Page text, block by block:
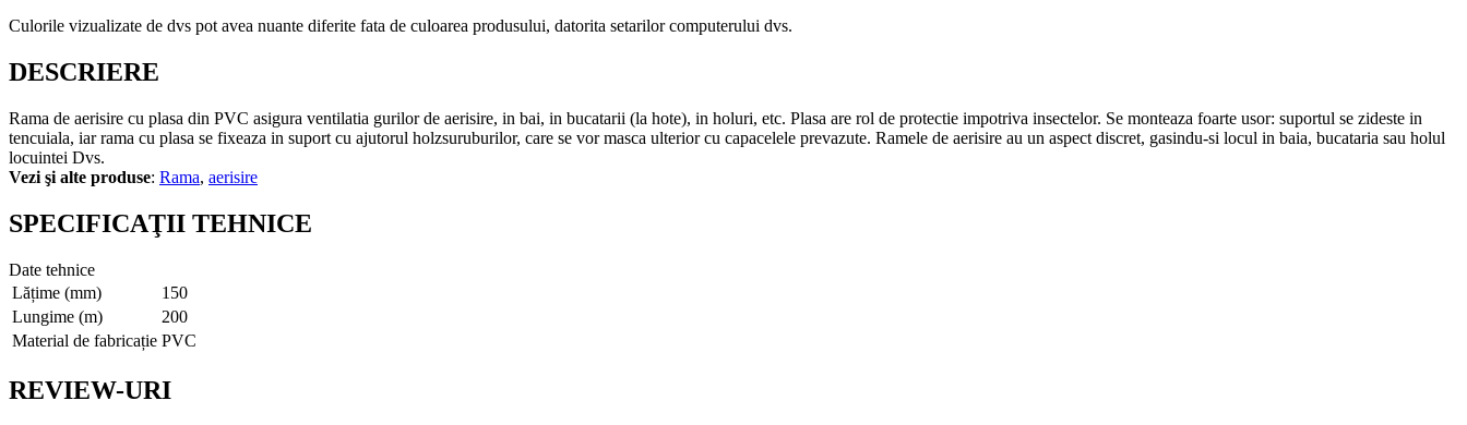
Culorile vizualizate de dvs pot avea nuante diferite fata de culoarea produsului, datorita setarilor computerului dvs.
DESCRIERE
Rama de aerisire cu plasa din PVC asigura ventilatia gurilor de aerisire, in bai, in bucatarii (la hote), in holuri, etc. Plasa are rol de protectie impotriva insectelor. Se monteaza foarte usor: suportul se zideste in
tencuiala, iar rama cu plasa se fixeaza in suport cu ajutorul holzsuruburilor, care se vor masca ulterior cu capacelele prevazute. Ramele de aerisire au un aspect discret, gasindu-si locul in baia, bucataria sau holul
locuintei Dvs.
Vezi şi alte produse: Rama, aerisire
SPECIFICAŢII TEHNICE
Date tehnice
Lățime (mm)
150
Lungime (m)
200
Material de fabricație PVC
REVIEW-URI